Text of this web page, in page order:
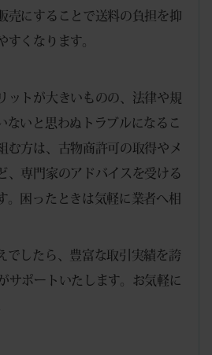
売にすることで送料の負担を抑
すくなります。
ットが大きいものの、法律や規
ないと思わぬトラブルになるこ
む方は、古物商許可の取得やメ
、専門家のアドバイスを受ける
。困ったときは気軽に業者へ相
でしたら、豊富な取引実績を誇
サポートいたします。お気軽に